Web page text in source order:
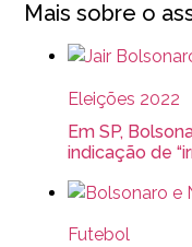
Mais sobre o
Eleições 2022
Em SP,
indicação de
Futebol